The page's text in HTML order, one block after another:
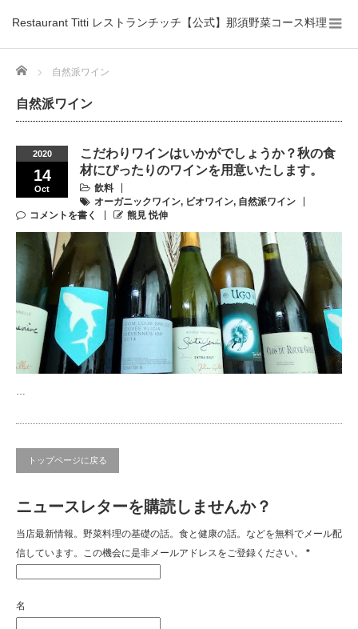
Restaurant Titti レストランチッチ【公式】那須野菜コース料理
Home 自然派ワイン
自然派ワイン
2020
14
Oct
こだわりワインはいかがでしょうか？秋の食
材にぴったりのワインを用意いたします。
飲料
オーガニックワイン, ビオワイン, 自然派ワイン
コメントを書く
熊見 悦伸
トップページに戻る
ニュースレターを購読しませんか？
当店最新情報。野菜料理の基礎の話。食と健康の話。などを無料でメール配
信しています。この機会に是非メールアドレスをご登録ください。 *
名